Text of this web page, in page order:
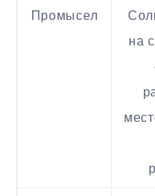
Промысел
на